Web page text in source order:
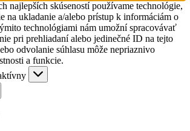
najlepších skúseností používame technológie,
na ukladanie a/alebo prístup k informáciám o
technológiami nám umožní spracovávať
pri prehliadaní alebo jedinečné ID na tejto
odvolanie súhlasu môže nepriaznivo
a funkcie.